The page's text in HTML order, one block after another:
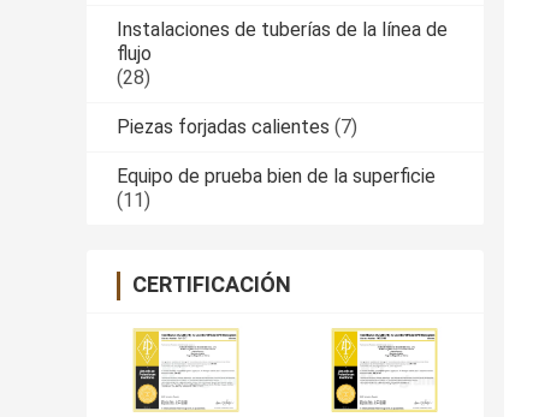
Instalaciones de tuberías de la línea de
flujo
(28)
Piezas forjadas calientes (7)
Equipo de prueba bien de la superficie
(11)
CERTIFICACIÓN